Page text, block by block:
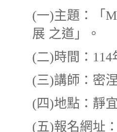
(一)主題：「
展 之道」。
(二)時間：114
(三)講師：密
(四)地點：靜
(五)報名網址